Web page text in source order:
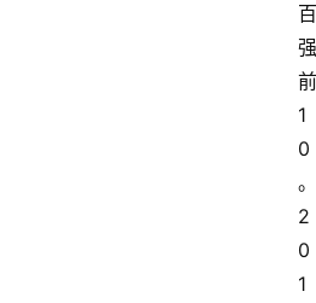
百
强
前
1
0
。
2
0
1